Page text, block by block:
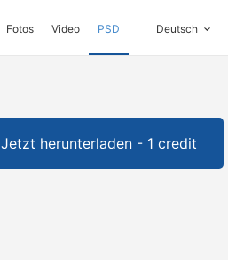
Fotos Video PSD Deutsch
Jetzt herunterladen - 1 credit